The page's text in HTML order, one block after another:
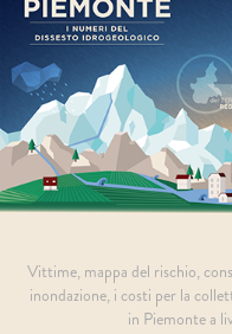
Vittime, mappa del rischio,
inondazione, i costi per la
in Piemonte a